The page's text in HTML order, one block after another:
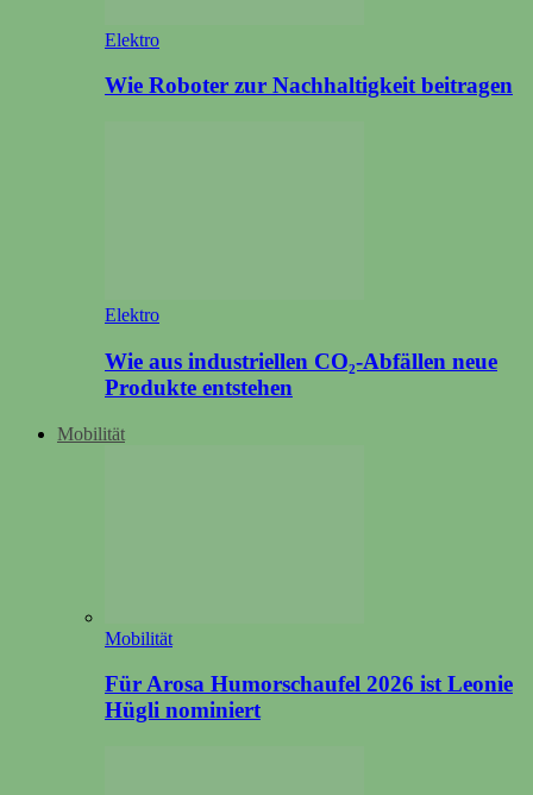
Elektro
Wie Roboter zur Nachhaltigkeit beitragen
Elektro
Wie aus industriellen CO₂-Abfällen neue
Produkte entstehen
Mobilität
Mobilität
Für Arosa Humorschaufel 2026 ist Leonie
Hügli nominiert